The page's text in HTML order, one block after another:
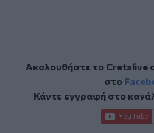
Ακολουθήστε το Cretalive
στο
Κάντε εγγραφή στο